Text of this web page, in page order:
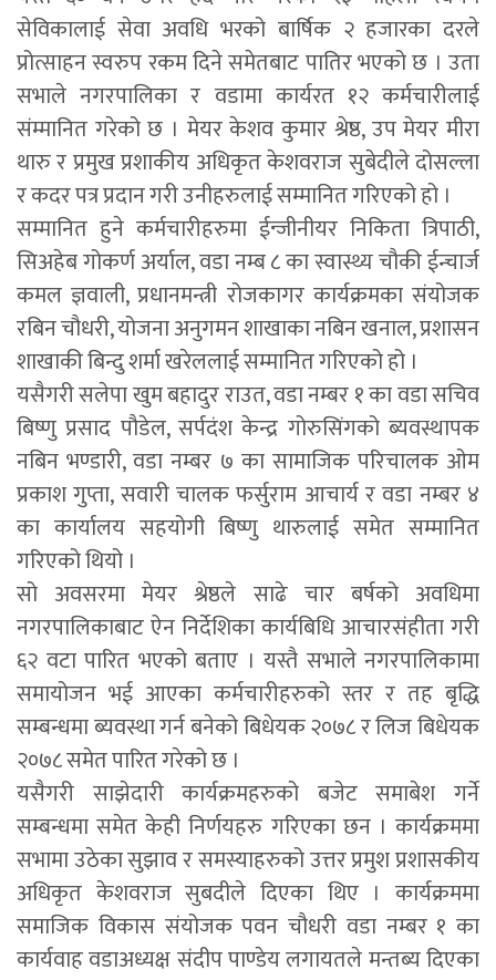
सेविकालाई सेवा अवधि भरको बार्षिक २ हजारका दरले
प्रोत्साहन स्वरुप रकम दिने समेतबाट पातिर भएको छ । उता
सभाले नगरपालिका र वडामा कार्यरत १२ कर्मचारीलाई
संम्मानित गरेको छ । मेयर केशव कुमार श्रेष्ठ, उप मेयर मीरा
थारु र प्रमुख प्रशाकीय अधिकृत केशवराज सुबेदीले दोसल्ला
र कदर पत्र प्रदान गरी उनीहरुलाई सम्मानित गरिएको हो ।
सम्मानित हुने कर्मचारीहरुमा ईन्जीनीयर निकिता त्रिपाठी,
सिअहेब गोकर्ण अर्याल, वडा नम्ब ८ का स्वास्थ्य चौकी ईन्चार्ज
कमल ज्ञवाली, प्रधानमन्त्री रोजकागर कार्यक्रमका संयोजक
रबिन चौधरी, योजना अनुगमन शाखाका नबिन खनाल, प्रशासन
शाखाकी बिन्दु शर्मा खरेललाई सम्मानित गरिएको हो ।
यसैगरी सलेपा खुम बहादुर राउत, वडा नम्बर १ का वडा सचिव
बिष्णु प्रसाद पौडेल, सर्पदंश केन्द्र गोरुसिंगको ब्यवस्थापक
नबिन भण्डारी, वडा नम्बर ७ का सामाजिक परिचालक ओम
प्रकाश गुप्ता, सवारी चालक फर्सुराम आचार्य र वडा नम्बर ४
का कार्यालय सहयोगी बिष्णु थारुलाई समेत सम्मानित
गरिएको थियो ।
सो अवसरमा मेयर श्रेष्ठले साढे चार बर्षको अवधिमा
नगरपालिकाबाट ऐन निर्देशिका कार्यबिधि आचारसंहीता गरी
६२ वटा पारित भएको बताए । यस्तै सभाले नगरपालिकामा
समायोजन भई आएका कर्मचारीहरुको स्तर र तह बृद्धि
सम्बन्धमा ब्यवस्था गर्न बनेको बिधेयक २०७८ र लिज बिधेयक
२०७८ समेत पारित गरेको छ ।
यसैगरी साझेदारी कार्यक्रमहरुको बजेट समाबेश गर्ने
सम्बन्धमा समेत केही निर्णयहरु गरिएका छन । कार्यक्रममा
सभामा उठेका सुझाव र समस्याहरुको उत्तर प्रमुश प्रशासकीय
अधिकृत केशवराज सुबदीले दिएका थिए । कार्यक्रममा
समाजिक विकास संयोजक पवन चौधरी वडा नम्बर १ का
कार्यवाह वडाअध्यक्ष संदीप पाण्डेय लगायतले मन्तब्य दिएका